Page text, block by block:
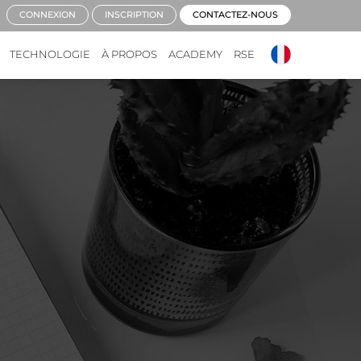
TECHNOLOGIE À PROPOS ACADEMY RSE
CONNEXION INSCRIPTION CONTACTEZ-NOUS